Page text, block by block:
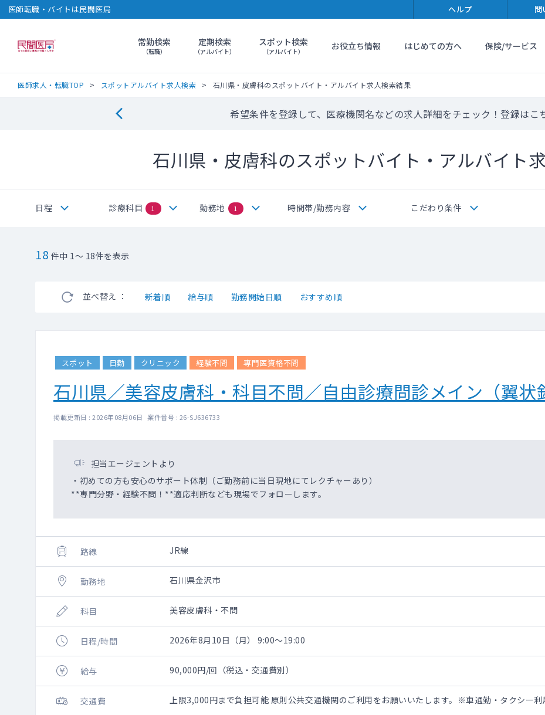
医師転職・バイトは民間医局 ヘルプ 問
民間医局常勤検索
（転職）
定期検索
（アルバイト）
スポット検索
（アルバイト） お役立ち情報 はじめての方へ 保険/サービス
医師求人・転職TOP スポットアルバイト求人検索 石川県・皮膚科のスポットバイト・アルバイト求人検索結果
希望条件を登録して、医療機関名などの求人詳細をチェック！登録はこ
石川県・皮膚科のスポットバイト・アルバイト
日程 診療科目 1 勤務地 1 時間帯/勤務内容 こだわり条件
18 件中 1～ 18件を表示
並べ替え ： 新着順 給与順 勤務開始日順 おすすめ順
スポット 日勤 クリニック 経験不問 専門医資格不問
石川県／美容皮膚科・科目不問／自由診療問診メイン（翼状
掲載更新日 : 2026年08月06日 案件番号 : 26-SJ636733
担当エージェントより
・初めての方も安心のサポート体制（ご勤務前に当日現地にてレクチャーあり）
**専門分野・経験不問！**適応判断なども現場でフォローします。
路線 JR線
勤務地 石川県金沢市
科目 美容皮膚科・不問
日程/時間 2026年8月10日（月） 9:00～19:00
給与 90,000円/回（税込・交通費別）
交通費 上限3,000円まで負担可能 原則公共交通機関のご利用をお願いいたします。※車通勤・タクシー利